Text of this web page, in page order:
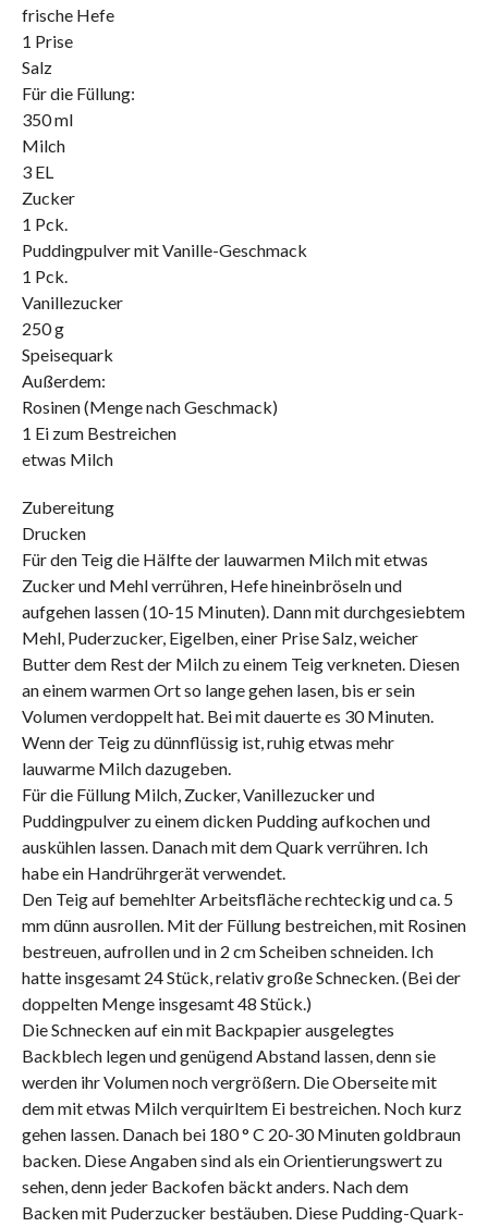
frische Hefe
1 Prise
Salz
Für die Füllung:
350 ml
Milch
3 EL
Zucker
1 Pck.
Puddingpulver mit Vanille-Geschmack
1 Pck.
Vanillezucker
250 g
Speisequark
Außerdem:
Rosinen (Menge nach Geschmack)
1 Ei zum Bestreichen
etwas Milch
Zubereitung
Drucken
Für den Teig die Hälfte der lauwarmen Milch mit etwas
Zucker und Mehl verrühren, Hefe hineinbröseln und
aufgehen lassen (10-15 Minuten). Dann mit durchgesiebtem
Mehl, Puderzucker, Eigelben, einer Prise Salz, weicher
Butter dem Rest der Milch zu einem Teig verkneten. Diesen
an einem warmen Ort so lange gehen lasen, bis er sein
Volumen verdoppelt hat. Bei mit dauerte es 30 Minuten.
Wenn der Teig zu dünnflüssig ist, ruhig etwas mehr
lauwarme Milch dazugeben.
Für die Füllung Milch, Zucker, Vanillezucker und
Puddingpulver zu einem dicken Pudding aufkochen und
auskühlen lassen. Danach mit dem Quark verrühren. Ich
habe ein Handrührgerät verwendet.
Den Teig auf bemehlter Arbeitsfläche rechteckig und ca. 5
mm dünn ausrollen. Mit der Füllung bestreichen, mit Rosinen
bestreuen, aufrollen und in 2 cm Scheiben schneiden. Ich
hatte insgesamt 24 Stück, relativ große Schnecken. (Bei der
doppelten Menge insgesamt 48 Stück.)
Die Schnecken auf ein mit Backpapier ausgelegtes
Backblech legen und genügend Abstand lassen, denn sie
werden ihr Volumen noch vergrößern. Die Oberseite mit
dem mit etwas Milch verquirltem Ei bestreichen. Noch kurz
gehen lassen. Danach bei 180 ° C 20-30 Minuten goldbraun
backen. Diese Angaben sind als ein Orientierungswert zu
sehen, denn jeder Backofen bäckt anders. Nach dem
Backen mit Puderzucker bestäuben. Diese Pudding-Quark-